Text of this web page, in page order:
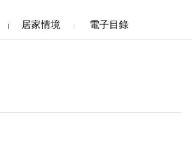
居家情境 電子目錄